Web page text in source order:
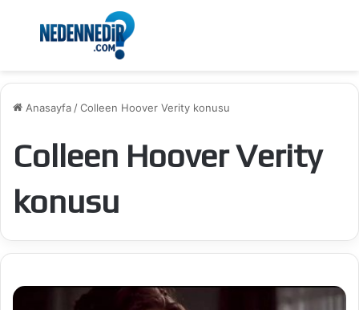
Menü
Anasayfa /Colleen Hoover Verity konusu
Colleen Hoover Verity
konusu